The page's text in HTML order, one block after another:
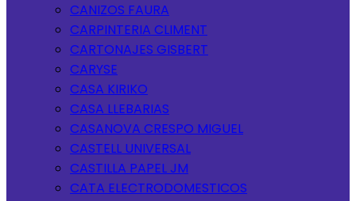
CANIZOS FAURA
CARPINTERIA CLIMENT
CARTONAJES GISBERT
CARYSE
CASA KIRIKO
CASA LLEBARIAS
CASANOVA CRESPO MIGUEL
CASTELL UNIVERSAL
CASTILLA PAPEL JM
CATA ELECTRODOMESTICOS